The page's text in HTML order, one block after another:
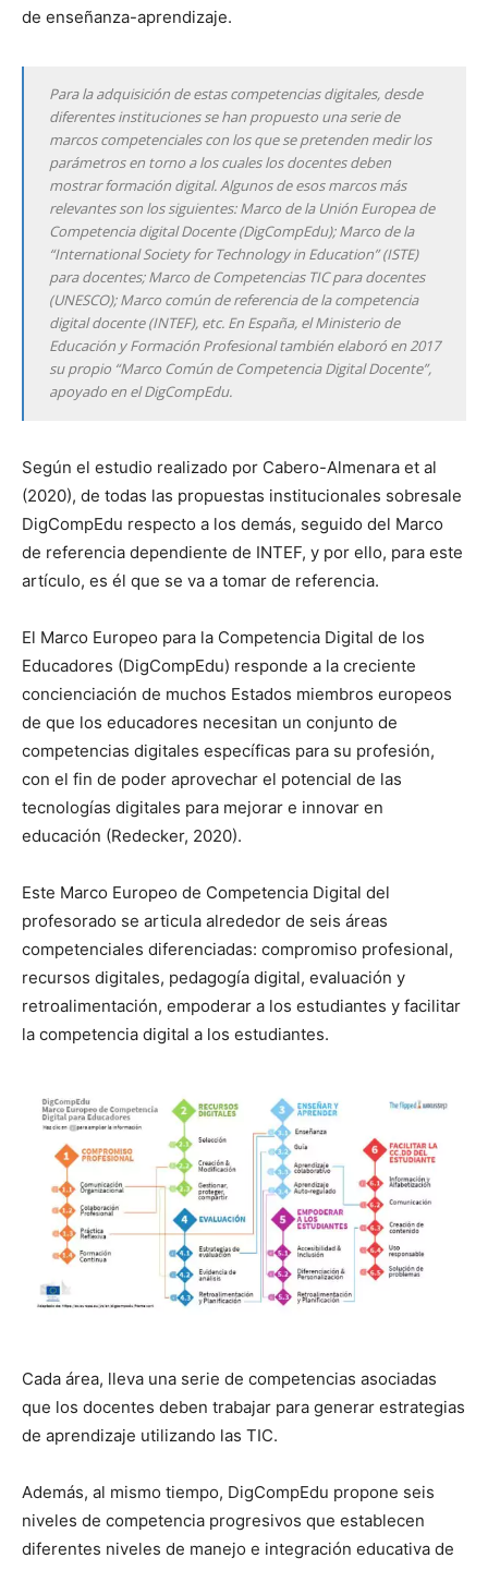
de enseñanza-aprendizaje.
Para la adquisición de estas competencias digitales, desde
diferentes instituciones se han propuesto una serie de
marcos competenciales con los que se pretenden medir los
parámetros en torno a los cuales los docentes deben
mostrar formación digital. Algunos de esos marcos más
relevantes son los siguientes: Marco de la Unión Europea de
Competencia digital Docente (DigCompEdu); Marco de la
“International Society for Technology in Education” (ISTE)
para docentes; Marco de Competencias TIC para docentes
(UNESCO); Marco común de referencia de la competencia
digital docente (INTEF), etc. En España, el Ministerio de
Educación y Formación Profesional también elaboró en 2017
su propio “Marco Común de Competencia Digital Docente”,
apoyado en el DigCompEdu.
Según el estudio realizado por Cabero-Almenara et al
(2020), de todas las propuestas institucionales sobresale
DigCompEdu respecto a los demás, seguido del Marco
de referencia dependiente de INTEF, y por ello, para este
artículo, es él que se va a tomar de referencia.
El Marco Europeo para la Competencia Digital de los
Educadores (DigCompEdu) responde a la creciente
concienciación de muchos Estados miembros europeos
de que los educadores necesitan un conjunto de
competencias digitales específicas para su profesión,
con el fin de poder aprovechar el potencial de las
tecnologías digitales para mejorar e innovar en
educación (Redecker, 2020).
Este Marco Europeo de Competencia Digital del
profesorado se articula alrededor de seis áreas
competenciales diferenciadas: compromiso profesional,
recursos digitales, pedagogía digital, evaluación y
retroalimentación, empoderar a los estudiantes y facilitar
la competencia digital a los estudiantes.
Cada área, lleva una serie de competencias asociadas
que los docentes deben trabajar para generar estrategias
de aprendizaje utilizando las TIC.
Además, al mismo tiempo, DigCompEdu propone seis
niveles de competencia progresivos que establecen
diferentes niveles de manejo e integración educativa de